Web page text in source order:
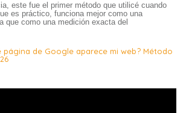
este fue el primer método que utilicé cuando
es práctico, funciona mejor como una
que como una medición exacta del
página de Google aparece mi web? Método